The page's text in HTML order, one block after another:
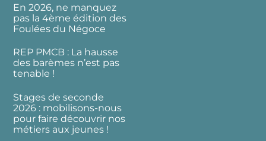
En 2026, ne manquez
pas la 4ème édition des
Foulées du Négoce
REP PMCB : La hausse
des barèmes n’est pas
tenable !
Stages de seconde
2026 : mobilisons-nous
pour faire découvrir nos
métiers aux jeunes !